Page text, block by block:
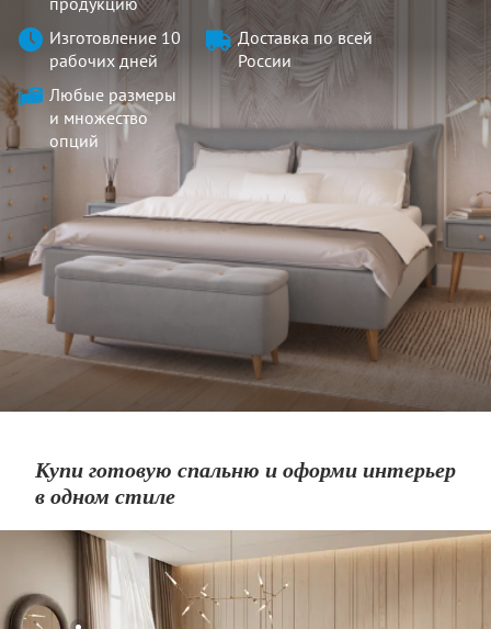
Изготовление 10
рабочих дней
Доставка по всей
России
Любые размеры
и множество
опций
Купи готовую спальню и оформи интерьер
в одном стиле